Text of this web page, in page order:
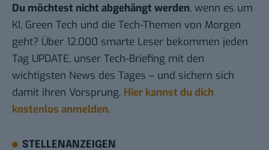
Du möchtest nicht abgehängt werden, wenn es um
KI, Green Tech und die Tech-Themen von Morgen
geht? Über 12.000 smarte Leser bekommen jeden
Tag UPDATE, unser Tech-Briefing mit den
wichtigsten News des Tages – und sichern sich
damit ihren Vorsprung. Hier kannst du dich
kostenlos anmelden.
STELLENANZEIGEN